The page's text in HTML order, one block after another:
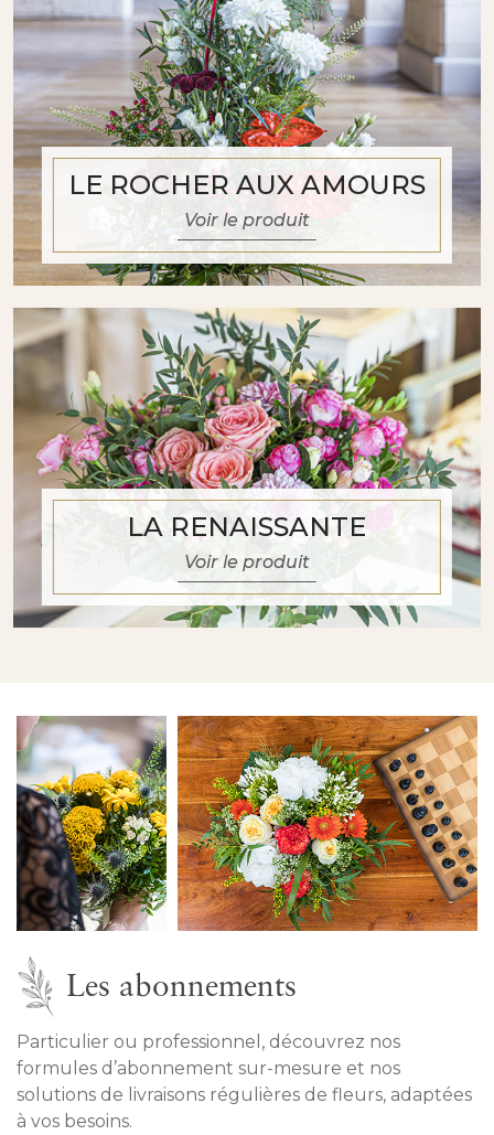
LE ROCHER AUX AMOURS
Voir le produit
LA RENAISSANTE
Voir le produit
Les abonnements
Particulier ou professionnel, découvrez nos
formules d’abonnement sur-mesure et nos
solutions de livraisons régulières de fleurs, adaptées
à vos besoins.